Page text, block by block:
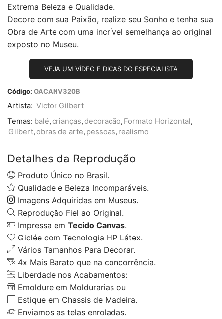
Extrema Beleza e Qualidade.
Decore com sua Paixão, realize seu Sonho e tenha sua
Obra de Arte com uma incrível semelhança ao original
exposto no Museu.
VEJA UM VÍDEO E DICAS DO ESPECIALISTA
Código: OACANV320B
Artista: Victor Gilbert
Temas: balé, crianças, decoração, Formato Horizontal,
Gilbert, obras de arte, pessoas, realismo
Detalhes da Reprodução
Produto Único no Brasil.
Qualidade e Beleza Incomparáveis.
Imagens Adquiridas em Museus.
Reprodução Fiel ao Original.
Impressa em Tecido Canvas.
Giclée com Tecnologia HP Látex.
Vários Tamanhos Para Decorar.
4x Mais Barato que na concorrência.
Liberdade nos Acabamentos:
Emoldure em Moldurarias ou
Estique em Chassis de Madeira.
Enviamos as telas enroladas.